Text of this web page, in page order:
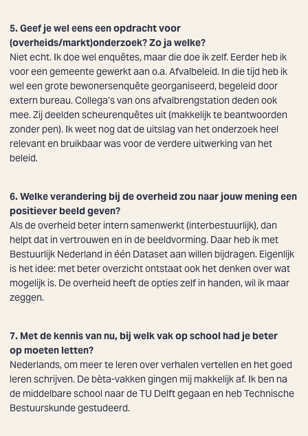
5. Geef je wel eens een opdracht voor
(overheids/markt)onderzoek? Zo ja welke?
Niet echt. Ik doe wel enquêtes, maar die doe ik zelf. Eerder heb ik
voor een gemeente gewerkt aan o.a. Afvalbeleid. In die tijd heb ik
wel een grote bewonersenquête georganiseerd, begeleid door
extern bureau. Collega’s van ons afvalbrengstation deden ook
mee. Zij deelden scheurenquêtes uit (makkelijk te beantwoorden
zonder pen). Ik weet nog dat de uitslag van het onderzoek heel
relevant en bruikbaar was voor de verdere uitwerking van het
beleid.
6. Welke verandering bij de overheid zou naar jouw mening een
positiever beeld geven?
Als de overheid beter intern samenwerkt (interbestuurlijk), dan
helpt dat in vertrouwen en in de beeldvorming. Daar heb ik met
Bestuurlijk Nederland in één Dataset aan willen bijdragen. Eigenlijk
is het idee: met beter overzicht ontstaat ook het denken over wat
mogelijk is. De overheid heeft de opties zelf in handen, wil ik maar
zeggen.
7. Met de kennis van nu, bij welk vak op school had je beter
op moeten letten?
Nederlands, om meer te leren over verhalen vertellen en het goed
leren schrijven. De bèta-vakken gingen mij makkelijk af. Ik ben na
de middelbare school naar de TU Delft gegaan en heb Technische
Bestuurskunde gestudeerd.